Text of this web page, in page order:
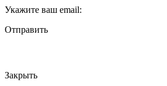
Укажите ваш email:
Отправить
Закрыть